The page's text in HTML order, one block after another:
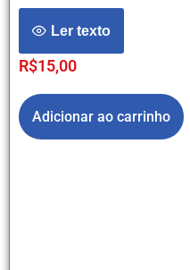
Ler texto
R$15,00
Adicionar ao carrinho